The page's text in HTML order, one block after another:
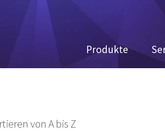
Produkte
von A bis Z